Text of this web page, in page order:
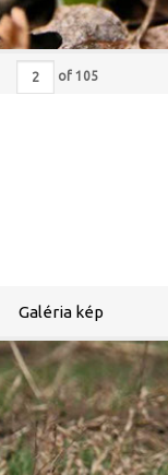
of 105
Galéria kép